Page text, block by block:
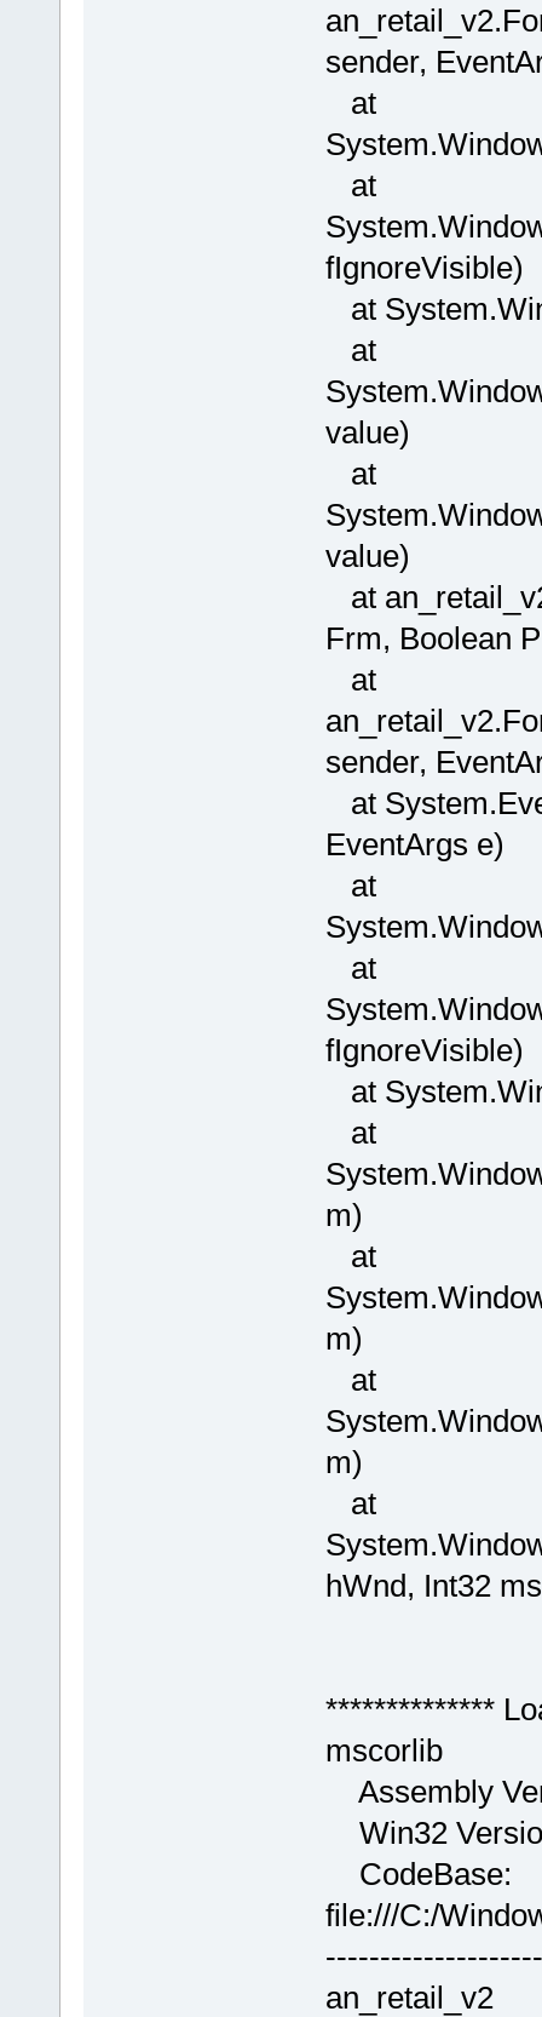
sender,
at
at
fIgnoreVisible)
at
at
value)
at
value)
at
Frm, Boolean
at
sender,
at
EventArgs e)
at
at
fIgnoreVisible)
at
at
m)
at
m)
at
m)
at
hWnd, Int32
**************
mscorlib
Assembly
Win32
CodeBase:
file:///C:/
an_retail_v2